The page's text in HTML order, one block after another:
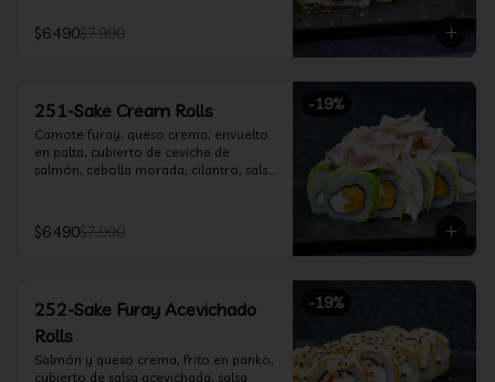
$6.490$7.990
-19%
251-Sake Cream Rolls
Camote furay, queso crema, envuelto
en palta, cubierto de ceviche de
salmón, cebolla morada, cilantro, salsa
$6.490$7.990
-19%
252-Sake Furay Acevichado
Rolls
Salmón y queso crema, frito en panko,
cubierto de salsa acevichada, salsa